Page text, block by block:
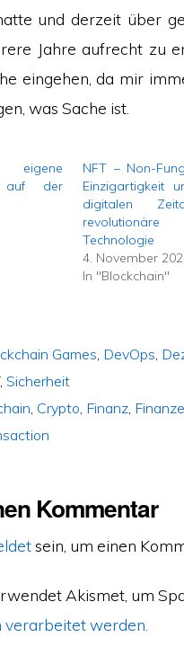
und derzeit über
Jahre aufrecht zu
eingehen, da mir
was Sache ist.
eigene
auf der
NFT – Non-
Einzigartigkeit
digitalen
revolutionäre
Technologie
4. November
In "Blockchain"
Games DevOps
,Sicherheit
Crypto Finanz
Kommentar
sein, um einen
Akismet, um
werden.